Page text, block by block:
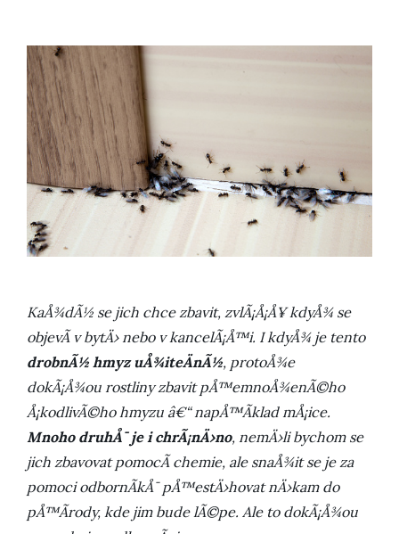
KaÅ¾dÃ½ se jich chce zbavit, zvlÃ¡Å¡Å¥ kdyÅ¾ se
objevÃ­ v bytÄ› nebo v kancelÃ¡Å™i. I kdyÅ¾ je tento
drobnÃ½ hmyz uÅ¾iteÄnÃ½, protoÅ¾e
dokÃ¡Å¾ou rostliny zbavit pÅ™emnoÅ¾enÃ©ho
Å¡kodlivÃ©ho hmyzu â€“ napÅ™Ã­klad mÅ¡ice.
Mnoho druhÅ¯ je i chrÃ¡nÄ›no, nemÄ›li bychom se
jich zbavovat pomocÃ­ chemie, ale snaÅ¾it se je za
pomoci odbornÃ­kÅ¯ pÅ™estÄ›hovat nÄ›kam do
pÅ™Ã­rody, kde jim bude lÃ©pe. Ale to dokÃ¡Å¾ou